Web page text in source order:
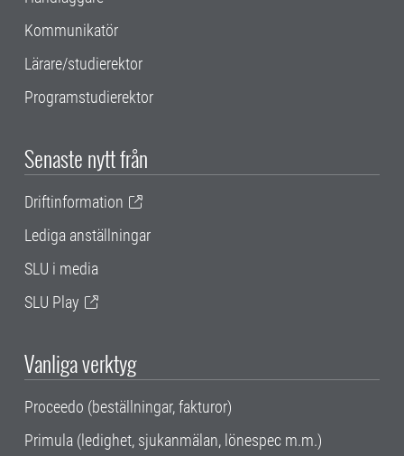
Kommunikatör
Lärare/studierektor
Programstudierektor
Senaste nytt från
Driftinformation
Lediga anställningar
SLU i media
SLU Play
Vanliga verktyg
Proceedo (beställningar, fakturor)
Primula (ledighet, sjukanmälan, lönespec m.m.)